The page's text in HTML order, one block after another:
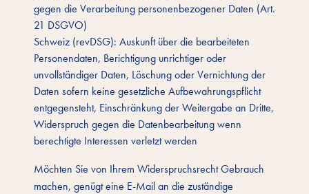
gegen die Verarbeitung personenbezogener Daten (Art.
21 DSGVO)
Schweiz (revDSG): Auskunft über die bearbeiteten
Personendaten, Berichtigung unrichtiger oder
unvollständiger Daten, Löschung oder Vernichtung der
Daten sofern keine gesetzliche Aufbewahrungspflicht
entgegensteht, Einschränkung der Weitergabe an Dritte,
Widerspruch gegen die Datenbearbeitung wenn
berechtigte Interessen verletzt werden
Möchten Sie von Ihrem Widerspruchsrecht Gebrauch
machen, genügt eine E-Mail an die zuständige